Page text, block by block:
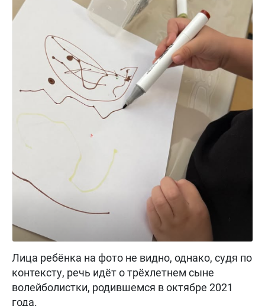
Лица ребёнка на фото не видно, однако, судя по
контексту, речь идёт о трёхлетнем сыне
волейболистки, родившемся в октябре 2021
года.